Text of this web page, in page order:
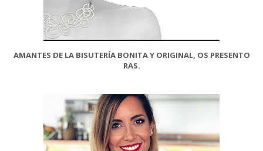
AMANTES DE LA BISUTERÍA BONITA Y ORIGINAL, OS PRESENTO
RAS.